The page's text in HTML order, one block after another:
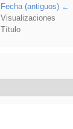
Fecha (antiguos)
Visualizaciones
Título